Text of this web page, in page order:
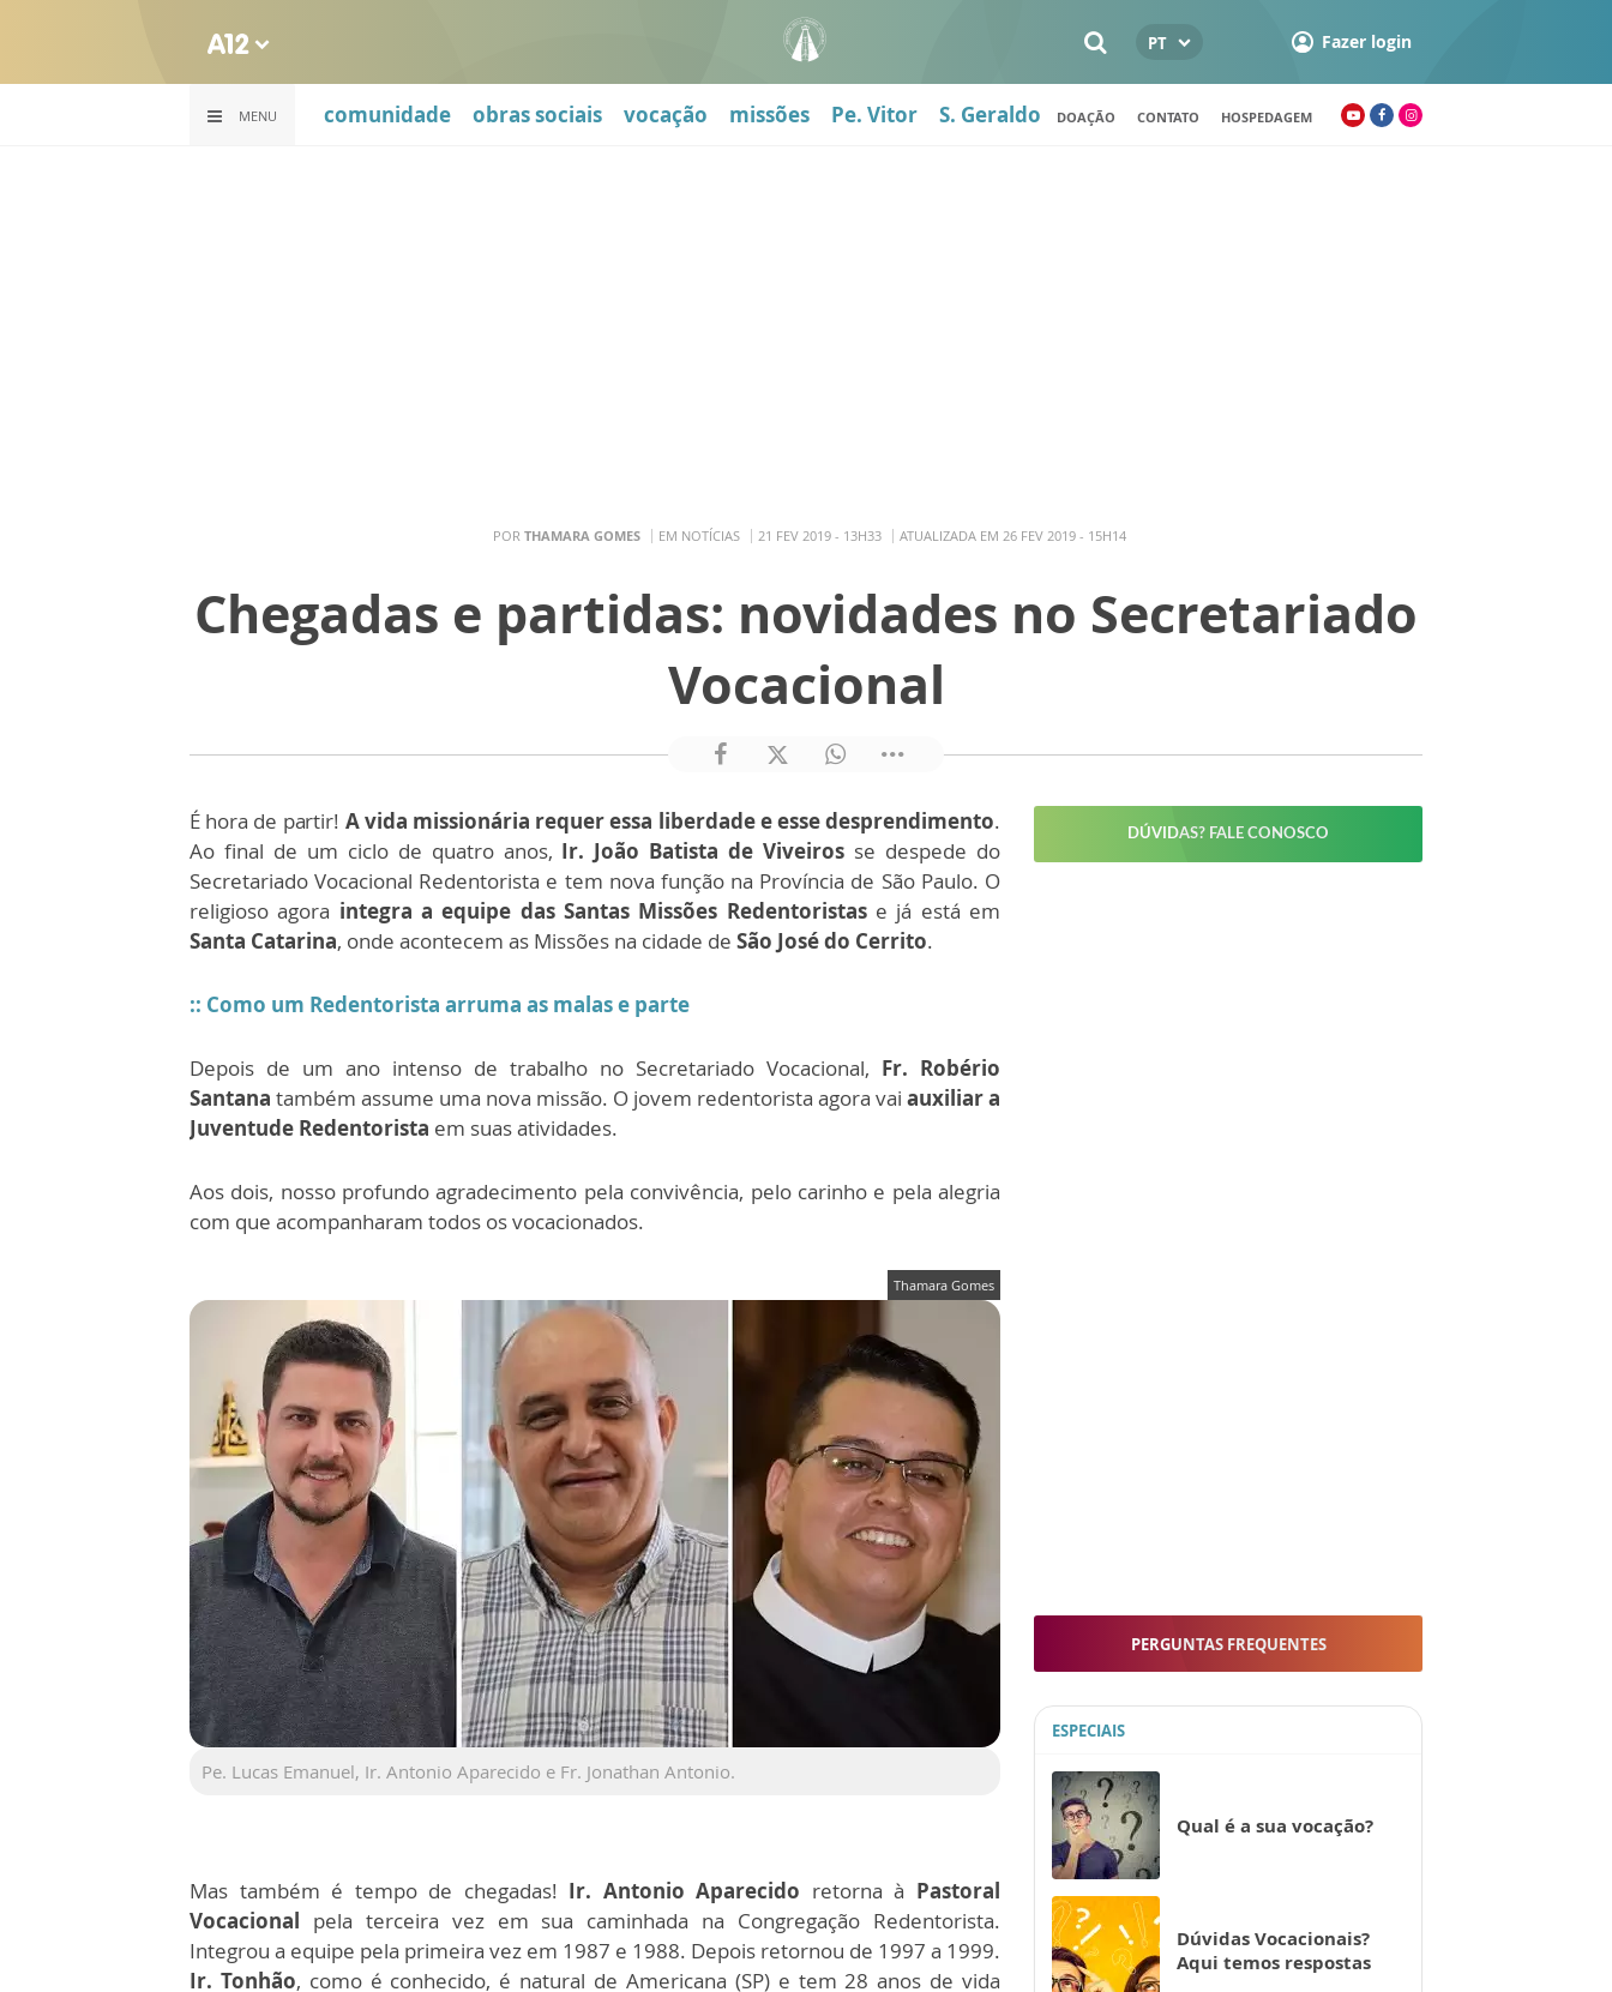
PT Fazer login
MENU comunidade obras sociais vocação missões Pe. Vitor S. Geraldo DOAÇÃO CONTATO HOSPEDAGEM
POR THAMARA GOMES EM NOTÍCIAS 21 FEV 2019 - 13H33 ATUALIZADA EM 26 FEV 2019 - 15H14
Chegadas e partidas: novidades no Secretariado
Vocacional
É hora de partir! A vida missionária requer essa liberdade e esse desprendimento.
Ao final de um ciclo de quatro anos, Ir. João Batista de Viveiros se despede do
Secretariado Vocacional Redentorista e tem nova função na Província de São Paulo. O
religioso agora integra a equipe das Santas Missões Redentoristase já está em
Santa Catarina, onde acontecem as Missões na cidade de São José do Cerrito.
:: Como um Redentorista arruma as malas e parte
Depois de um ano intenso de trabalho no Secretariado Vocacional, Fr. Robério
Santana também assume uma nova missão. O jovem redentorista agora vai auxiliar a
Juventude Redentorista em suas atividades.
Aos dois, nosso profundo agradecimento pela convivência, pelo carinho e pela alegria
com que acompanharam todos os vocacionados.
Thamara Gomes
Pe. Lucas Emanuel, Ir. Antonio Aparecido e Fr. Jonathan Antonio.
Mas também é tempo de chegadas! Ir. Antonio Aparecido retorna à Pastoral
Vocacional pela terceira vez em sua caminhada na Congregação Redentorista.
Integrou a equipe pela primeira vez em 1987 e 1988. Depois retornou de 1997 a 1999.
Ir. Tonhão, como é conhecido, é natural de Americana (SP) e tem 28 anos de vida
DÚVIDAS? FALE CONOSCO
PERGUNTAS FREQUENTES
ESPECIAIS
Qual é a sua vocação?
Dúvidas Vocacionais?
Aqui temos respostas